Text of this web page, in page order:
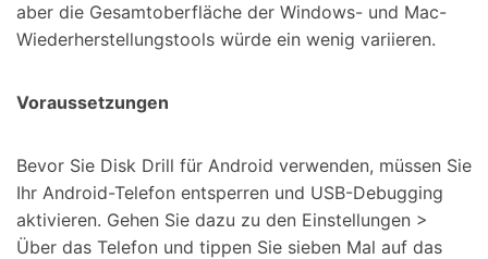
aber die Gesamtoberfläche der Windows- und Mac-
Wiederherstellungstools würde ein wenig variieren.
Voraussetzungen
Bevor Sie Disk Drill für Android verwenden, müssen Sie
Ihr Android-Telefon entsperren und USB-Debugging
aktivieren. Gehen Sie dazu zu den Einstellungen >
Über das Telefon und tippen Sie sieben Mal auf das